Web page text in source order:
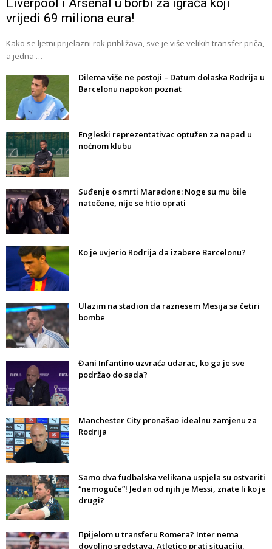
Liverpool i Arsenal u borbi za igrača koji
vrijedi 69 miliona eura!
Kako se ljetni prijelazni rok približava, sve je više velikih transfer priča,
a jedna …
Dilema više ne postoji – Datum dolaska Rodrija u
Barcelonu napokon poznat
Engleski reprezentativac optužen za napad u
noćnom klubu
Suđenje o smrti Maradone: Noge su mu bile
natečene, nije se htio oprati
Ko je uvjerio Rodrija da izabere Barcelonu?
Ulazim na stadion da raznesem Mesija sa četiri
bombe
Đani Infantino uzvraća udarac, ko ga je sve
podržao do sada?
Manchester City pronašao idealnu zamjenu za
Rodrija
Samo dva fudbalska velikana uspjela su ostvariti
“nemoguće”! Jedan od njih je Messi, znate li ko je
drugi?
Прijelom u transferu Romera? Inter nema
dovoljno sredstava, Atletico prati situaciju.